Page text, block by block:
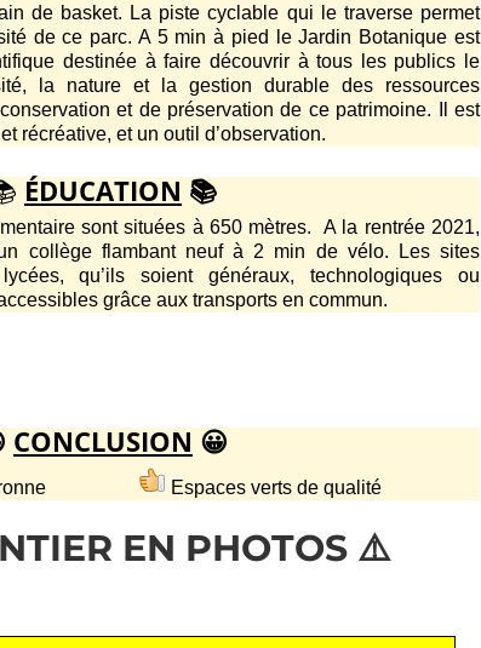
de basket. La piste cyclable qui le traverse permet
de ce parc. A 5 min à pied le Jardin Botanique est
destinée à faire découvrir à tous les publics le
la nature et la gestion durable des ressources
et de préservation de ce patrimoine. Il est
récréative, et un outil d’observation.
ÉDUCATION 📚
sont situées à 650 mètres. A la rentrée 2021,
collège flambant neuf à 2 min de vélo. Les sites
qu’ils soient généraux, technologiques ou
grâce aux transports en commun.
CONCLUSION 😀
Garonne Espaces verts de qualité
EN PHOTOS ⚠️